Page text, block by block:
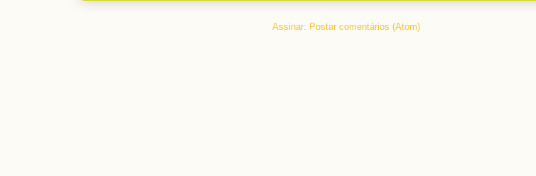
Assinar: Postar comentários (Atom)